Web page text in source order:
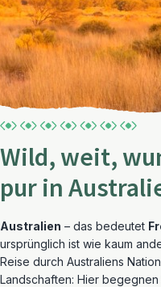
Wild, weit,
pur in
Australien – das bedeutet
ursprünglich ist wie kaum
Reise durch Australiens
Landschaften: Hier